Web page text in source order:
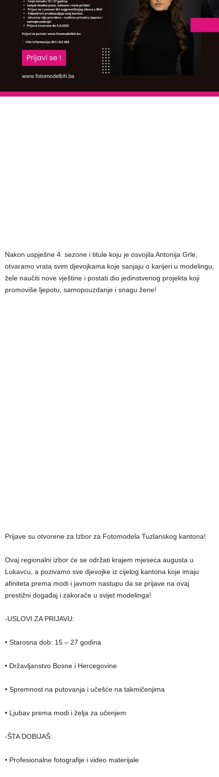
Nakon uspješne 4. sezone i titule koju je osvojila Antonija Grle,
otvaramo vrata svim djevojkama koje sanjaju o karijeri u modelingu,
žele naučiti nove vještine i postati dio jedinstvenog projekta koji
promoviše ljepotu, samopouzdanje i snagu žene!
Prijave su otvorene za Izbor za Fotomodela Tuzlanskog kantona!
Ovaj regionalni izbor će se održati krajem mjeseca augusta u
Lukavcu, a pozivamo sve djevojke iz cijelog kantona koje imaju
afiniteta prema modi i javnom nastupu da se prijave na ovaj
prestižni događaj i zakorače u svijet modelinga!
-USLOVI ZA PRIJAVU:
• Starosna dob: 15 – 27 godina
• Državljanstvo Bosne i Hercegovine
• Spremnost na putovanja i učešće na takmičenjima
• Ljubav prema modi i želja za učenjem
-ŠTA DOBIJAŠ:
• Profesionalne fotografije i video materijale